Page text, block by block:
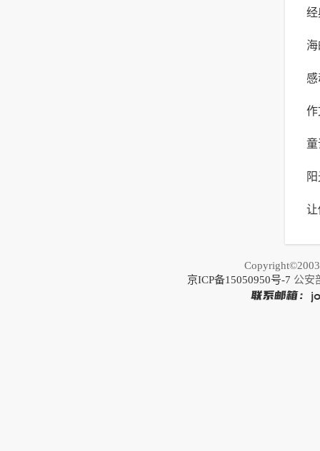
能
经
感
合
作
童
写
让
公
京ICP备15050950号-7 公安